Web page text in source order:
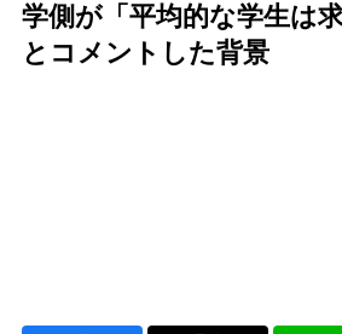
学側が「平均的な学生は
とコメントした背景